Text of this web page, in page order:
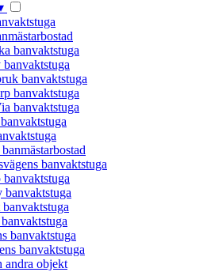
banvaktstuga
banvaktstuga
banvaktstuga
banvaktstuga
banvaktstuga
banvaktstuga
banvaktstuga
banvaktstuga
andra objekt